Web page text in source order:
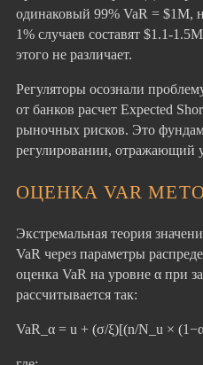
одинаковый 99% VaR = $1M,
1% случаев составят $1.1-
этого не различает.
Регуляторы осознали
от банков расчет Expected
рыночных рисков. Это
регулировании, отражающий
ОЦЕНКА VAR
Экстремальная теория
VaR через параметры
оценка VaR на уровне α при
рассчитывается так:
VaR_α = u + (σ/ξ)[(n/N_u ×